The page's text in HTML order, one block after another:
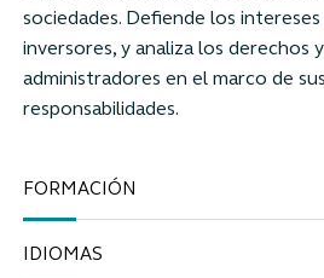
sociedades. Defiende los
inversores, y analiza los derechos
administradores en el marco de
responsabilidades.
FORMACIÓN
IDIOMAS